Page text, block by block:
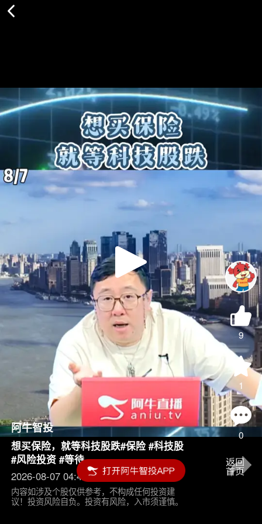
Play
Video
9
1
0
阿牛智投
想买保险，就等科技股跌#保险 #科技股
#风险投资 #等待
2026-08-07 04:45
内容如涉及个股仅供参考，不构成任何投资建
议！投资风险自负。投资有风险，入市须谨慎。